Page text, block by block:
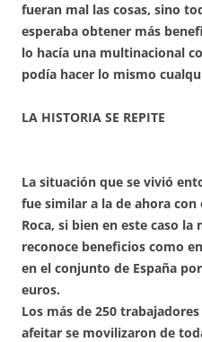
fueran mal las cosas, sino
esperaba obtener más
lo hacía una multinacional
podía hacer lo mismo
LA HISTORIA SE REPITE
La situación que se vivió
fue similar a la de ahora con
Roca, si bien en este caso
reconoce beneficios como
en el conjunto de España
euros.
Los más de 250
afeitar se movilizaron de